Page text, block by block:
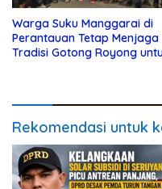
Warga Suku Manggarai di
Perantauan Tetap Menjaga
Tradisi Gotong Royong
Rekomendasi untuk